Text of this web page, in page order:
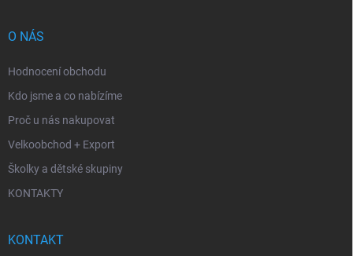
O NÁS
Hodnocení obchodu
Kdo jsme a co nabízíme
Proč u nás nakupovat
Velkoobchod + Export
Školky a dětské skupiny
KONTAKTY
KONTAKT